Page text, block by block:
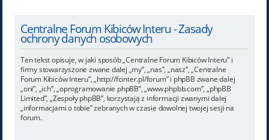
Centralne Forum Kibiców Interu - Zasady
ochrony danych osobowych
Ten tekst opisuje, w jaki sposób „Centralne Forum Kibiców Interu” i
firmy stowarzyszone zwane dalej „my”, „nas”, „nasz”, „Centralne
Forum Kibiców Interu”, „http://fcinter.pl/forum” i phpBB zwane dalej
„oni”, „ich”, „oprogramowanie phpBB”, „www.phpbb.com”, „phpBB
Limited”, „Zespoły phpBB”, korzystają z informacji zwanymi dalej
„informacjami o tobie” zebranych w czasie dowolnej twojej sesji na
forum.